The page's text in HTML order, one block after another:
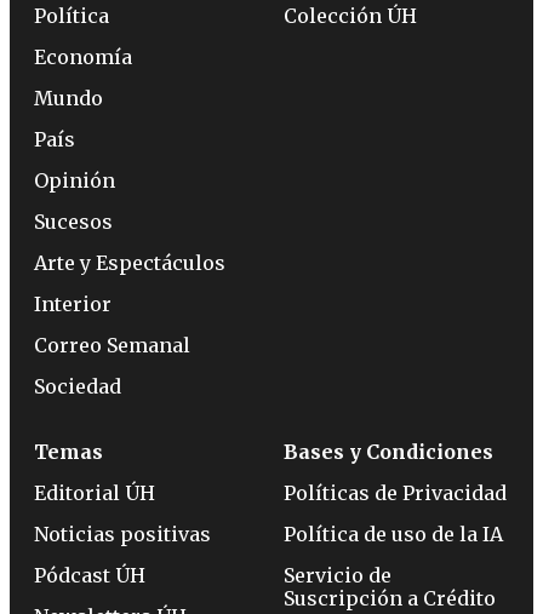
Política
Economía
Mundo
País
Opinión
Sucesos
Arte y Espectáculos
Interior
Correo Semanal
Sociedad
Colección ÚH
Temas
Editorial ÚH
Noticias positivas
Pódcast ÚH
Bases y Condiciones
Políticas de Privacidad
Política de uso de la IA
Servicio de
Suscripción a Crédito